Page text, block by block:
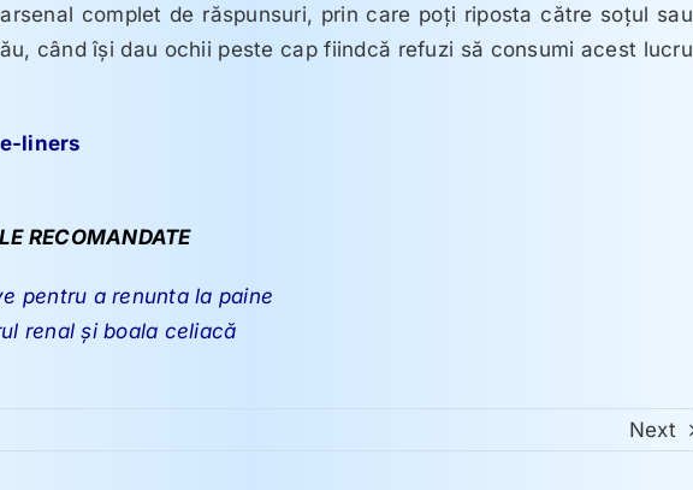
complet de răspunsuri, prin care poţi riposta către soţul sau
când îşi dau ochii peste cap fiindcă refuzi să consumi acest lucru
liners
RECOMANDATE
pentru a renunta la paine
renal şi boala celiacă
Next